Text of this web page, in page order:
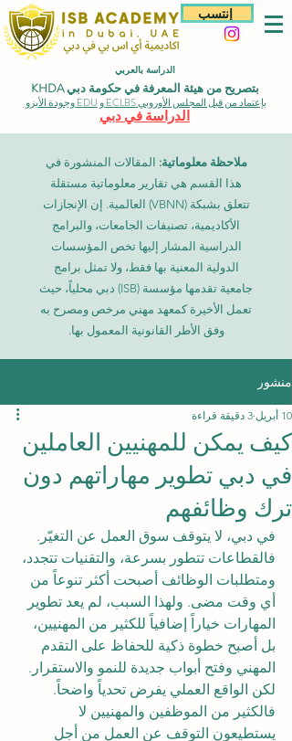
إنتسب
الدراسة بالعربي
بتصريح من هيئة المعرفة في حكومة دبي KHDA
بإعتماد من قبل المجلس الأوروبي ECLBS و EDU وجودة الأيزو
الدراسة في دبي
ملاحظة معلوماتية: المقالات المنشورة في
هذا القسم هي تقارير معلوماتية مستقلة
تتعلق بشبكة (VBNN) العالمية. إن الإنجازات
الأكاديمية، تصنيفات الجامعات، والبرامج
الدراسية المشار إليها تخص المؤسسات
الدولية المعنية بها فقط، ولا تمثل برامج
جامعية تقدمها مؤسسة (ISB) دبي محلياً، حيث
تعمل الأخيرة كمعهد مهني مرخص ومصرح به
وفق الأطر القانونية المعمول بها.
منشور
كيف يمكن للمهنيين العاملين
في دبي تطوير مهاراتهم دون
ترك وظائفهم
10 أبريل 3 دقيقة قراءة
في دبي، لا يتوقف سوق العمل عن التغيّر.
فالقطاعات تتطور بسرعة، والتقنيات تتجدد،
ومتطلبات الوظائف أصبحت أكثر تنوعاً من
أي وقت مضى. ولهذا السبب، لم يعد تطوير
المهارات خياراً إضافياً للكثير من المهنيين،
بل أصبح خطوة ذكية للحفاظ على التقدم
المهني وفتح أبواب جديدة للنمو والاستقرار.
لكن الواقع العملي يفرض تحدياً واضحاً.
فالكثير من الموظفين والمهنيين لا
يستطيعون التوقف عن العمل من أجل